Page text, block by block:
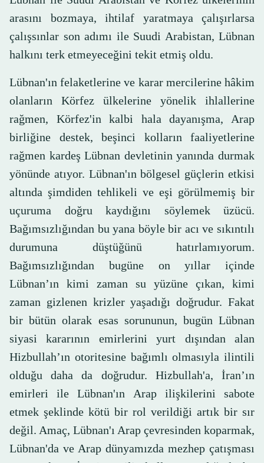
arasını bozmaya, ihtilaf yaratmaya çalışırlarsa
çalışsınlar son adımı ile Suudi Arabistan, Lübnan
halkını terk etmeyeceğini tekit etmiş oldu.
Lübnan'ın felaketlerine ve karar mercilerine hâkim
olanların Körfez ülkelerine yönelik ihlallerine
rağmen, Körfez'in kalbi hala dayanışma, Arap
birliğine destek, beşinci kolların faaliyetlerine
rağmen kardeş Lübnan devletinin yanında durmak
yönünde atıyor. Lübnan'ın bölgesel güçlerin etkisi
altında şimdiden tehlikeli ve eşi görülmemiş bir
uçuruma doğru kaydığını söylemek üzücü.
Bağımsızlığından bu yana böyle bir acı ve sıkıntılı
durumuna düştüğünü hatırlamıyorum.
Bağımsızlığından bugüne on yıllar içinde
Lübnan’ın kimi zaman su yüzüne çıkan, kimi
zaman gizlenen krizler yaşadığı doğrudur. Fakat
bir bütün olarak esas sorununun, bugün Lübnan
siyasi kararının emirlerini yurt dışından alan
Hizbullah’ın otoritesine bağımlı olmasıyla ilintili
olduğu daha da doğrudur. Hizbullah'a, İran’ın
emirleri ile Lübnan'ın Arap ilişkilerini sabote
etmek şeklinde kötü bir rol verildiği artık bir sır
değil. Amaç, Lübnan'ı Arap çevresinden koparmak,
Lübnan'da ve Arap dünyamızda mezhep çatışması